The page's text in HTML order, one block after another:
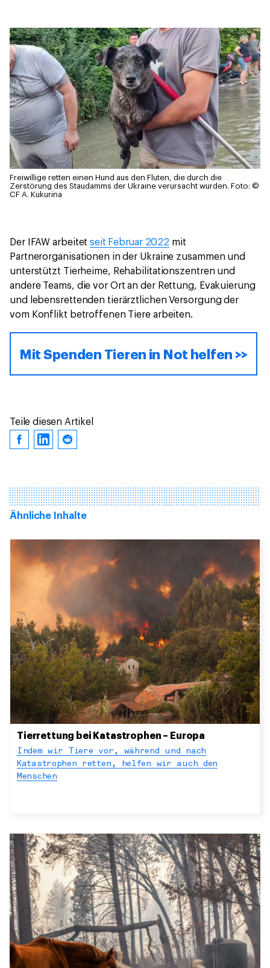
Freiwillige retten einen Hund aus den Fluten, die durch die
Zerstörung des Staudamms der Ukraine verursacht wurden. Foto: ©
CF A. Kukurina
Der IFAW arbeitetseit Februar 2022 mit
Partnerorganisationen in der Ukraine zusammen und
unterstützt Tierheime, Rehabilitationszentren und
andere Teams, die vor Ort an der Rettung, Evakuierung
und lebensrettenden tierärztlichen Versorgung der
vom Konflikt betroffenen Tiere arbeiten.
Mit Spenden Tieren in Not helfen >>
Teile diesen Artikel
Ähnliche Inhalte
Tierrettung bei Katastrophen – Europa
Indem wir Tiere vor, während und nach
Katastrophen retten, helfen wir auch den
Menschen